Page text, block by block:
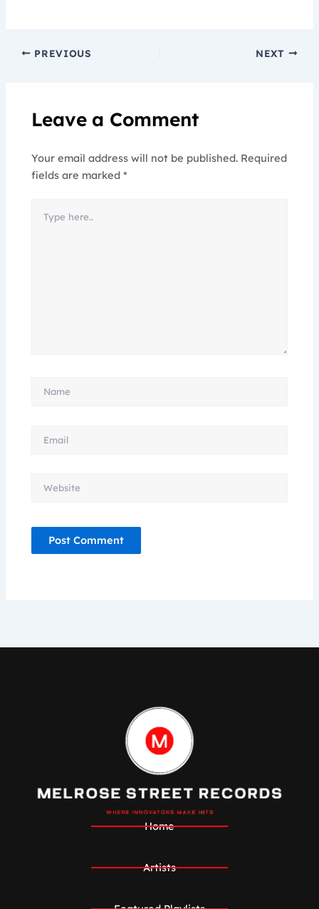
PREVIOUS NEXT
Leave a Comment
Your email address will not be published. Required
fields are marked*
here..
Home
Artists